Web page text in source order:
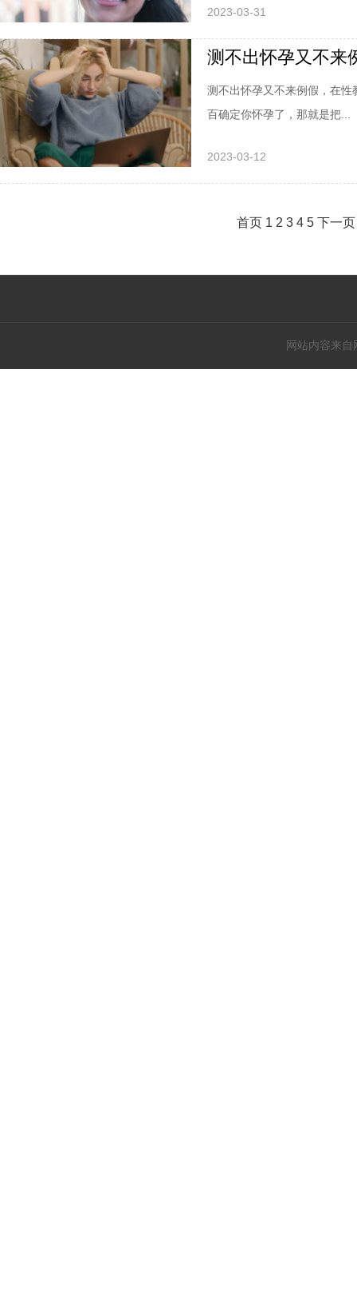
2023-03-31
测不出怀孕又不来
测不出怀孕又不来例假，在
百确定你怀孕了，那就是把...
2023-03-12
首页 1 2 3 4 5 下一页
网站内容来